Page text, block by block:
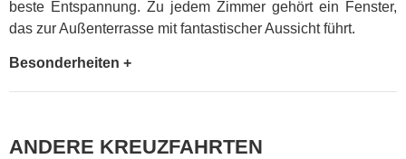
beste Entspannung. Zu jedem Zimmer gehört ein Fenster,
das zur Außenterrasse mit fantastischer Aussicht führt.
Besonderheiten +
ANDERE KREUZFAHRTEN